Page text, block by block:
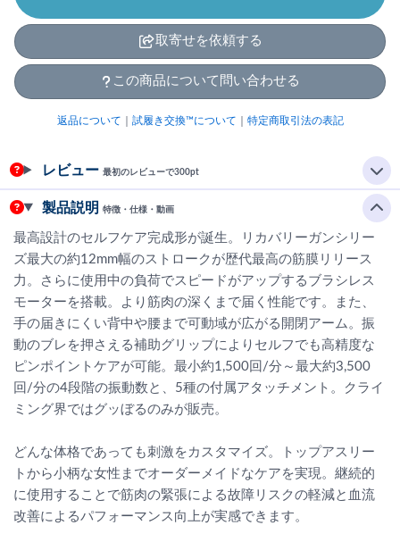
取寄せを依頼する
この商品について問い合わせる
返品について 試履き交換™について 特定商取引法の表記
レビュー 最初のレビューで300pt
製品説明 特徴・仕様・動画
最高設計のセルフケア完成形が誕生。リカバリーガンシリー
ズ最大の約12mm幅のストロークが歴代最高の筋膜リリース
力。さらに使用中の負荷でスピードがアップするブラシレス
モーターを搭載。より筋肉の深くまで届く性能です。また、
手の届きにくい背中や腰まで可動域が広がる開閉アーム。振
動のブレを押さえる補助グリップによりセルフでも高精度な
ピンポイントケアが可能。最小約1,500回/分～最大約3,500
回/分の4段階の振動数と、5種の付属アタッチメント。クライ
ミング界ではグッぼるのみが販売。
どんな体格であっても刺激をカスタマイズ。トップアスリー
トから小柄な女性までオーダーメイドなケアを実現。継続的
に使用することで筋肉の緊張による故障リスクの軽減と血流
改善によるパフォーマンス向上が実感できます。